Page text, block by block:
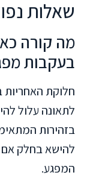
שאלות
מה קורה
בעקבות
חלוקת האחריות
לתאונה עלול
בזהירות
להישא בחלק
המפגע.